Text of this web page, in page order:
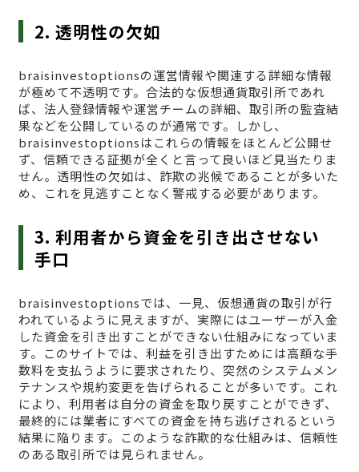
2. 透明性の欠如
braisinvestoptionsの運営情報や関連する詳細な情報
が極めて不透明です。合法的な仮想通貨取引所であれ
ば、法人登録情報や運営チームの詳細、取引所の監査結
果などを公開しているのが通常です。しかし、
braisinvestoptionsはこれらの情報をほとんど公開せ
ず、信頼できる証拠が全くと言って良いほど見当たりま
せん。透明性の欠如は、詐欺の兆候であることが多いた
め、これを見逃すことなく警戒する必要があります。
3. 利用者から資金を引き出させない
手口
braisinvestoptionsでは、一見、仮想通貨の取引が行
われているように見えますが、実際にはユーザーが入金
した資金を引き出すことができない仕組みになっていま
す。このサイトでは、利益を引き出すためには高額な手
数料を支払うように要求されたり、突然のシステムメン
テナンスや規約変更を告げられることが多いです。これ
により、利用者は自分の資金を取り戻すことができず、
最終的には業者にすべての資金を持ち逃げされるという
結果に陥ります。このような詐欺的な仕組みは、信頼性
のある取引所では見られません。